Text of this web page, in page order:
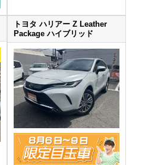
トヨタ ハリアー Z Leather
Package ハイブリッド